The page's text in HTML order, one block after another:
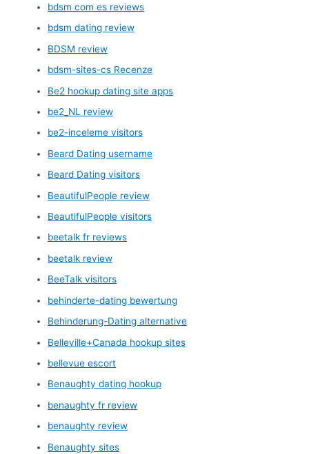
bdsm com es reviews
bdsm dating review
BDSM review
bdsm-sites-cs Recenze
Be2 hookup dating site apps
be2_NL review
be2-inceleme visitors
Beard Dating username
Beard Dating visitors
BeautifulPeople review
BeautifulPeople visitors
beetalk fr reviews
beetalk review
BeeTalk visitors
behinderte-dating bewertung
Behinderung-Dating alternative
Belleville+Canada hookup sites
bellevue escort
Benaughty dating hookup
benaughty fr review
benaughty review
Benaughty sites